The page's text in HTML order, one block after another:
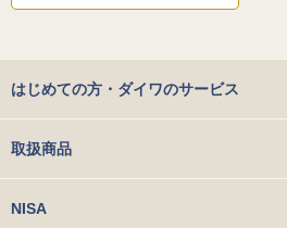
はじめての方・ダイワのサービス
取扱商品
NISA